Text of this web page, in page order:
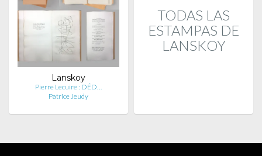
Lanskoy
Pierre Lecuire : DÉD…
Patrice Jeudy
TODAS LAS
ESTAMPAS DE
LANSKOY